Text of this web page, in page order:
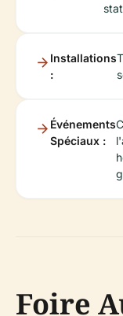
Installations
:
Événements
Spéciaux :
Foire